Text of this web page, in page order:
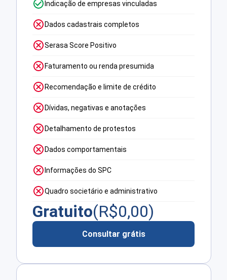
Indicação de empresas vinculadas
Dados cadastrais completos
Serasa Score Positivo
Faturamento ou renda presumida
Recomendação e limite de crédito
Dívidas, negativas e anotações
Detalhamento de protestos
Dados comportamentais
Informações do SPC
Quadro societário e administrativo
Gratuito(R$0,00)
Consultar grátis